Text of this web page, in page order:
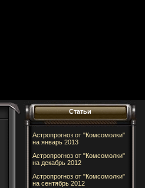
Статьи
Астропрогноз от "Комсомолки"
на январь 2013
Астропрогноз от "Комсомолки"
на декабрь 2012
Астропрогноз от "Комсомолки"
на сентябрь 2012